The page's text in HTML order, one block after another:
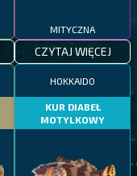
MITYCZNA
CZYTAJ WIĘCEJ
HOKKAIDO
KUR DIABEŁ
MOTYLKOWY